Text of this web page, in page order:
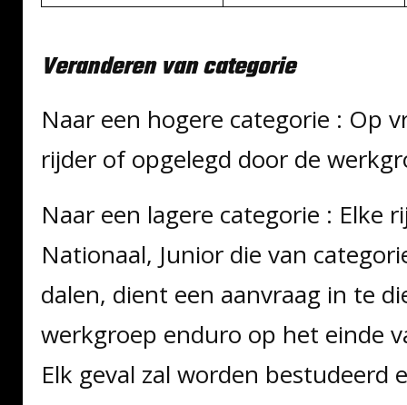
Veranderen van categorie
Naar een hogere categorie : Op
rijder of opgelegd door de
Naar een lagere categorie : Elke
Nationaal, Junior die van
dalen, dient een aanvraag in te
werkgroep enduro op het einde
Elk geval zal worden bestudeerd